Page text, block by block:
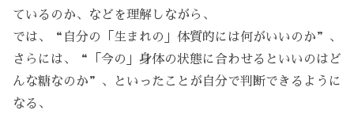
ているのか、などを理解しながら、
では、“自分の「生まれの」体質的には何がいいのか”、
さらには、“「今の」身体の状態に合わせるといいのはど
んな糖なのか”、といったことが自分で判断できるように
なる、